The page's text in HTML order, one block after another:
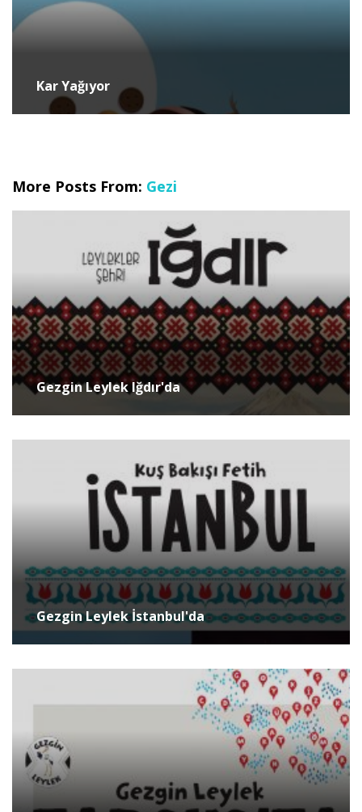
Kar Yağıyor
More Posts From: Gezi
Gezgin Leylek Iğdır'da
Gezgin Leylek İstanbul'da